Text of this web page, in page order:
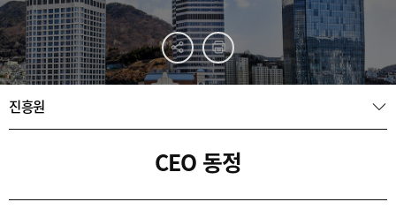
부산
소개
산업현황
정주환경
홍보
브로슈어
부산금융중심지
소개
정책 소개
금융생태계
진흥원
CEO 동정